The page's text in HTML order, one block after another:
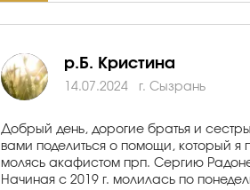
р.Б. Кристина
14.07.2024 г. Сызрань
Добрый день, дорогие братья и
вами поделиться о помощи, который я
молясь акафистом прп. Сергию
Начиная с 2019 г. молилась по